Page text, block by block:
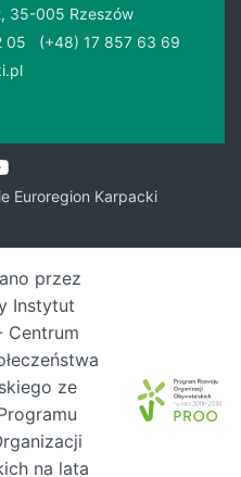
35-005 Rzeszów
05
(+48) 17 857 63 69
Euroregion Karpacki
przez
Instytut
Centrum
ze
na lata